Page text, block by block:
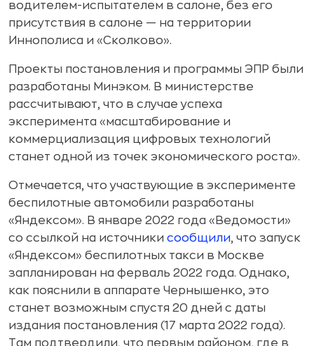
водителем-испытателем в салоне, без его
присутствия в салоне — на территории
Иннополиса и «Сколково».
Проекты постановления и программы ЭПР были
разработаны Минэком. В министерстве
рассчитывают, что в случае успеха
эксперимента «масштабирование и
коммерциализация цифровых технологий
станет одной из точек экономического роста».
Отмечается, что участвующие в эксперименте
беспилотные автомобили разработаны
«Яндексом». В январе 2022 года «Ведомости»
со ссылкой на источники сообщили, что запуск
«Яндексом» беспилотных такси в Москве
запланирован на ферваль 2022 года. Однако,
как пояснили в аппарате Чернышенко, это
станет возможным спустя 20 дней с даты
издания постановления (17 марта 2022 года).
Там подтвердили, что первым районом, где в